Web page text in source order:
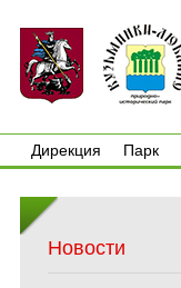
Дирекция
Парк
Новости